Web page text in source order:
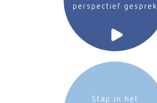
perspectief gesprek
Stap in het